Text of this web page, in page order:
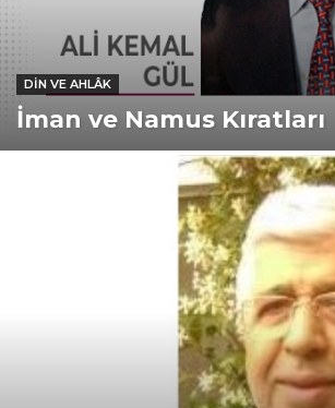
DIN VE AHLÂK
İman ve Namus Kıratları